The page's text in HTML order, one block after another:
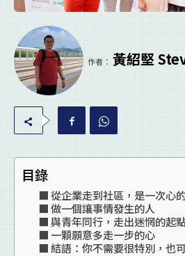
作者： 黃紹堅
目錄
從企業走到社區，是一次心
做一個讓事情發生的人
與青年同行，走出迷惘的起
一顆願意多走一步的心
結語：你不需要很特別，也